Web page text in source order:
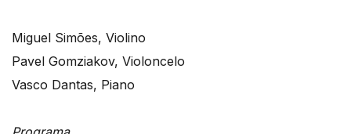
Miguel Simões, Violino
Pavel Gomziakov, Violoncelo
Vasco Dantas, Piano